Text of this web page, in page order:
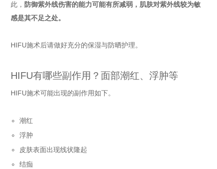
此， 防御紫外线伤害的能力可能有所减弱，肌肤对紫外线较为敏
感是其不足之处。
HIFU施术后请做好充分的保湿与防晒护理。
HIFU有哪些副作用？面部潮红、浮肿等
HIFU施术可能出现的副作用如下。
潮红
浮肿
皮肤表面出现线状隆起
结痂